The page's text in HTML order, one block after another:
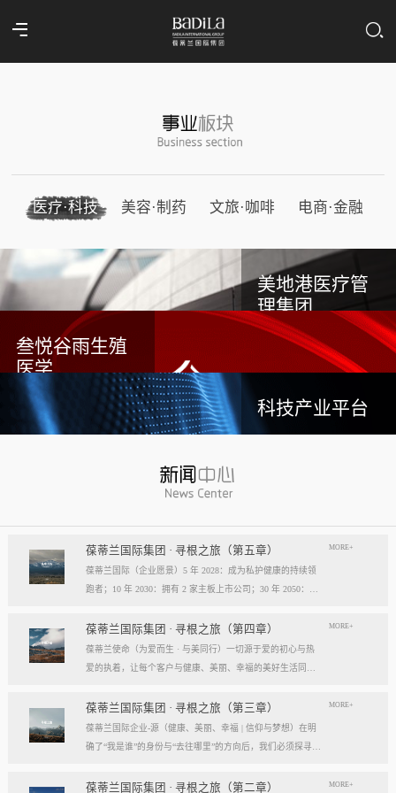
医疗·科技 美容·制药 文旅·咖啡 电商·金融
美地港医疗管
理集团
叁悦谷雨生殖
医学
科技产业平台
葆蒂兰国际集团 · 寻根之旅（第五章）
葆蒂兰国际（企业愿景）5 年 2028：成为私护健康的持续领
跑者；10 年 2030：拥有 2 家主板上市公司；30 年 2050：成
葆蒂兰国际立志成为健康产业中一个响亮的中国品牌。我们
以“为爱而生，与美同行”为使命，绘制出一幅清晰而雄心勃
勃的发展蓝图，旨在以坚实的步伐，从专业的深度走向事业
028 | 5年愿景）成为“私护健康领域的持续领跑者”· 定位： 我
MORE+
葆蒂兰国际集团 · 寻根之旅（第四章）
葆蒂兰使命（为爱而生 · 与美同行）一切源于爱的初心与热
爱的执着，让每个客户与健康、美丽、幸福的美好生活同
双翼“爱的初心”与“热爱的执着”，共同构成了葆蒂兰的精神内
核与力量源泉，二者如同呼吸，一呼一吸，生生不息。爱的
初心，是我们的根脉与方向。它是最初那份纯粹的善意、利
MORE+
葆蒂兰国际集团 · 寻根之旅（第三章）
葆蒂兰国际企业-源（健康、美丽、幸福 | 信仰与梦想）在明
确了“我是谁”的身份与“去往哪里”的方向后，我们必须探寻滋
格局与能量。它，就是葆蒂兰的“源”——我们一切思想与行
MORE+
葆蒂兰国际集团 · 寻根之旅（第二章） MORE+